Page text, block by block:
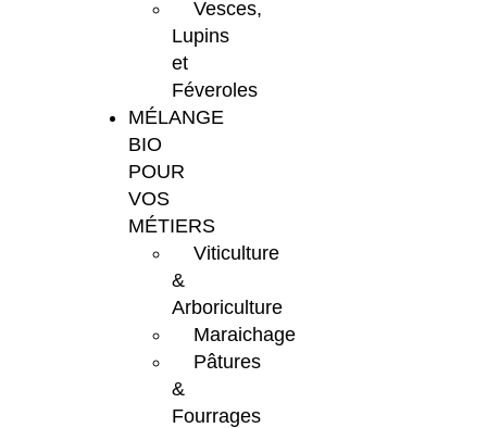
Vesces,
Lupins
et
Féveroles
MÉLANGE
BIO
POUR
VOS
MÉTIERS
Viticulture
&
Arboriculture
Maraichage
Pâtures
&
Fourrages